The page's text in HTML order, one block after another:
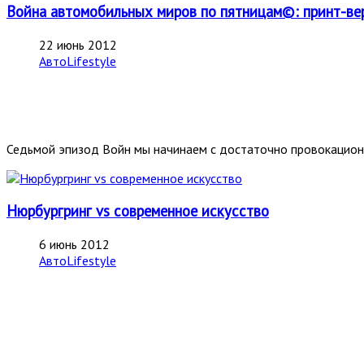
Война автомобильных миров по пятницам©: принт-
22 июнь 2012
АвтоLifestyle
Седьмой эпизод Войн мы начинаем с достаточно
Нюрбургринг vs современное искусство
6 июнь 2012
АвтоLifestyle